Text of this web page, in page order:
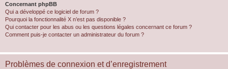
Concernant phpBB
Qui a développé ce logiciel de forum ?
Pourquoi la fonctionnalité X n’est pas disponible ?
Qui contacter pour les abus ou les questions légales concernant ce forum ?
Comment puis-je contacter un administrateur du forum ?
Problèmes de connexion et d’enregistrement